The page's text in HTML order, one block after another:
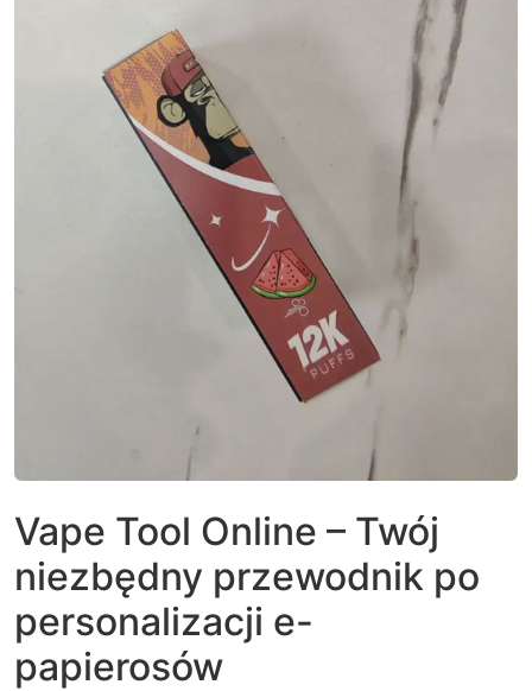
Vape Tool Online – Twój
niezbędny przewodnik po
personalizacji e-
papierosów